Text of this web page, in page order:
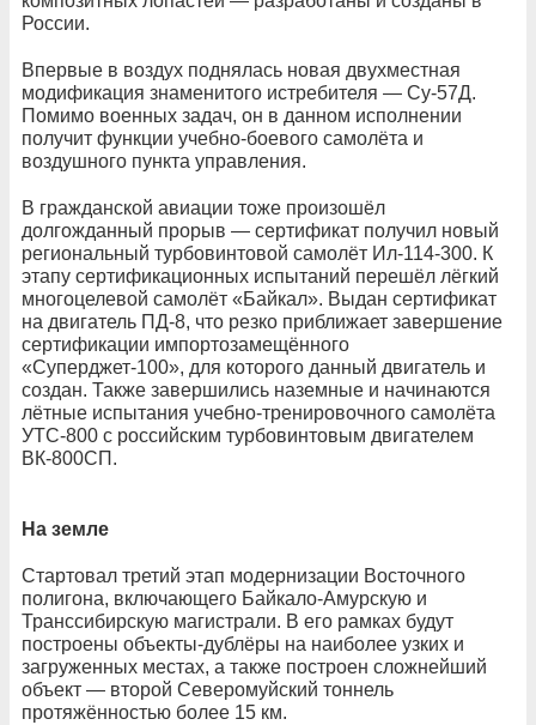
России.
Впервые в воздух поднялась новая двухместная
модификация знаменитого истребителя — Су-57Д.
Помимо военных задач, он в данном исполнении
получит функции учебно-боевого самолёта и
воздушного пункта управления.
В гражданской авиации тоже произошёл
долгожданный прорыв — сертификат получил новый
региональный турбовинтовой самолёт Ил-114-300. К
этапу сертификационных испытаний перешёл лёгкий
многоцелевой самолёт «Байкал». Выдан сертификат
на двигатель ПД-8, что резко приближает завершение
сертификации импортозамещённого
«Суперджет-100», для которого данный двигатель и
создан. Также завершились наземные и начинаются
лётные испытания учебно-тренировочного самолёта
УТС-800 с российским турбовинтовым двигателем
ВК-800СП.
На земле
Стартовал третий этап модернизации Восточного
полигона, включающего Байкало-Амурскую и
Транссибирскую магистрали. В его рамках будут
построены объекты-дублёры на наиболее узких и
загруженных местах, а также построен сложнейший
объект — второй Северомуйский тоннель
протяжённостью более 15 км.